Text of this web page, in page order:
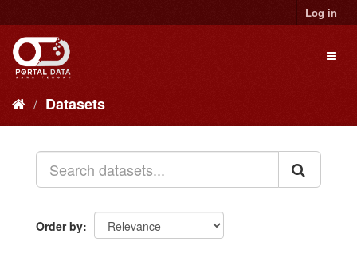
to
content
Log in
Datasets
Order by